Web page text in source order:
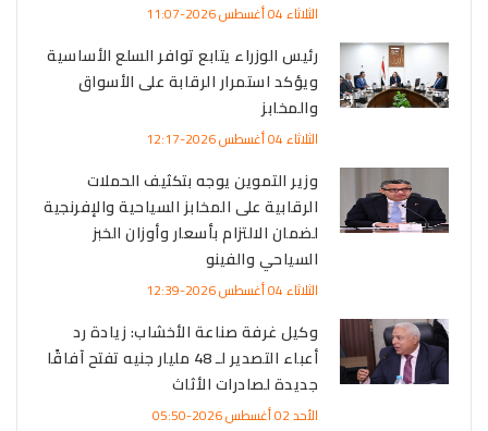
الثلاثاء 04 أغسطس 2026-11:07
رئيس الوزراء يتابع توافر السلع الأساسية
ويؤكد استمرار الرقابة على الأسواق
والمخابز
الثلاثاء 04 أغسطس 2026-12:17
وزير التموين يوجه بتكثيف الحملات
الرقابية على المخابز السياحية والإفرنجية
لضمان الالتزام بأسعار وأوزان الخبز
السياحي والفينو
الثلاثاء 04 أغسطس 2026-12:39
وكيل غرفة صناعة الأخشاب: زيادة رد
أعباء التصدير لـ 48 مليار جنيه تفتح آفاقًا
جديدة لصادرات الأثاث
الأحد 02 أغسطس 2026-05:50